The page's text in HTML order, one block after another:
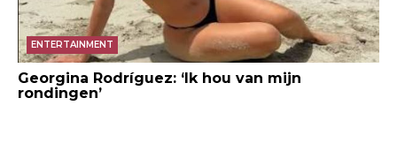
ENTERTAINMENT
Georgina Rodríguez: ‘Ik hou van mijn
rondingen’